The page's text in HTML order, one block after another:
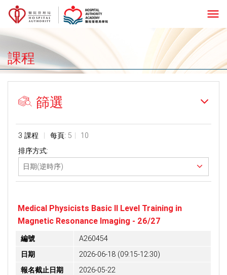
menu
課程
篩選
3 課程 每頁: 5
10
排序方式:
Medical Physicists Basic II Level Training in
Magnetic Resonance Imaging - 26/27
編號
A260454
日期
2026-06-18 (09:15-12:30)
報名截止日期
2026-05-22